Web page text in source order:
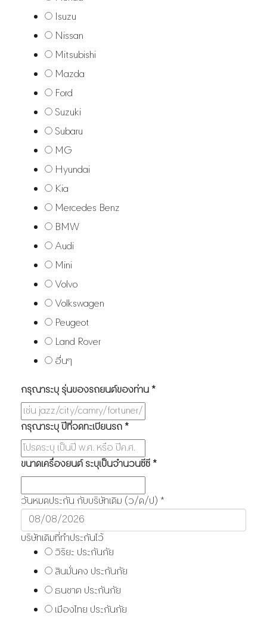
Isuzu
Nissan
Mitsubishi
Mazda
Ford
Suzuki
Subaru
MG
Hyundai
Kia
Mercedes Benz
BMW
Audi
Mini
Volvo
Volkswagen
Peugeot
Land Rover
อื่นๆ
กรุณาระบุ รุ่นของรถยนต์ของท่าน *
กรุณาระบุ ปีที่จดทะเบียนรถ *
ขนาดเครื่องยนต์ ระบุเป็นจำนวนซีซี *
วันหมดประกัน กับบริษัทเดิม (ว/ด/ป) *
บริษัทเดิมที่ทำประกันไว้
วิริยะ ประกันภัย
สินมั่นคง ประกันภัย
ธนชาต ประกันภัย
เมืองไทย ประกันภัย